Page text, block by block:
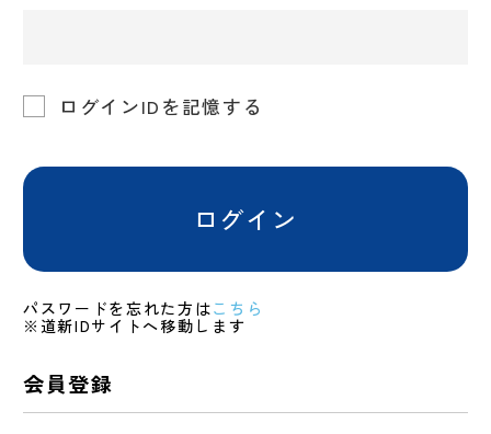
ログインIDを記憶する
ログイン
パスワードを忘れた方はこちら
※道新IDサイトへ移動します
会員登録